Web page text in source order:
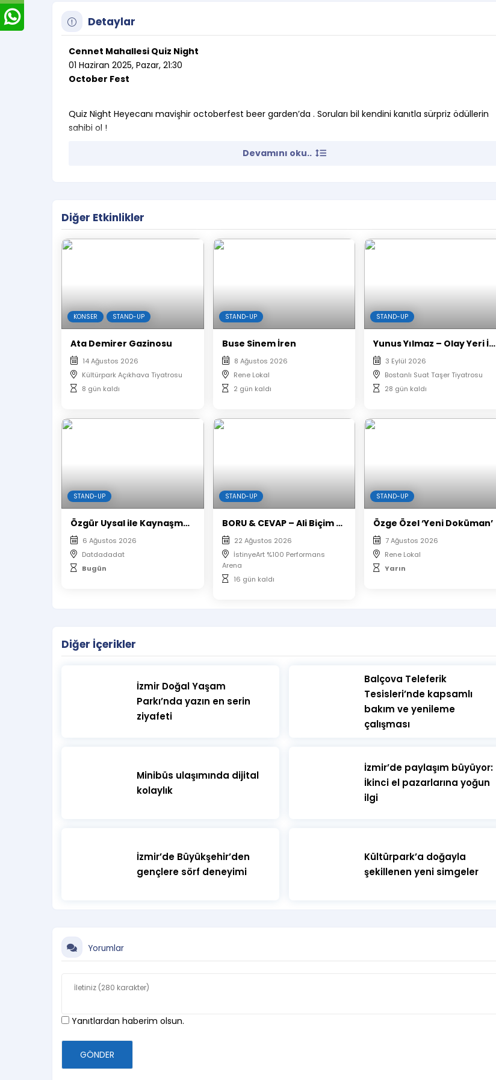
Detaylar
Cennet Mahallesi Quiz Night
01 Haziran 2025, Pazar, 21:30
October Fest
Quiz Night Heyecanı mavişhir octoberfest beer garden’da . Soruları bil kendini kanıtla sürpriz ödüllerin
sahibi ol !
E-biletiniz tarafınıza mail ve sms olarak iletilecektir.
Aynı isim ve mail adresi üzerinden satın alınan biletlerin koltuk numaraları yan yana verilmektedir.
Oyunun başlamasının ardından salona seyirci alınmayacaktır.
Etkinlik girişinde bilet kontrolü yapılacaktır, biletinizi telefondan göstermeniz gerekmektedir.
Devamını oku..
Diğer Etkinlikler
KONSER STAND-UP
Ata Demirer Gazinosu
14 Ağustos 2026
Kültürpark Açıkhava Tiyatrosu
8 gün kaldı
STAND-UP
Buse Sinem İren
8 Ağustos 2026
Rene Lokal
2 gün kaldı
STAND-UP
Yunus Yılmaz – Olay Yeri İnceleme Stand Up
3 Eylül 2026
Bostanlı Suat Taşer Tiyatrosu
28 gün kaldı
STAND-UP
Özgür Uysal ile Kaynaşma Gecesi
6 Ağustos 2026
Datdadadat
Bugün
STAND-UP
BORU & CEVAP – Ali Biçim & Mesut Can Tomay
22 Ağustos 2026
İstinyeArt %100 Performans
Arena
16 gün kaldı
STAND-UP
Özge Özel ‘Yeni Doküman’
7 Ağustos 2026
Rene Lokal
Yarın
Diğer İçerikler
İzmir Doğal Yaşam
Parkı’nda yazın en serin
ziyafeti
​Balçova Teleferik
Tesisleri’nde kapsamlı
bakım ve yenileme
çalışması
Minibüs ulaşımında dijital
kolaylık
İzmir’de paylaşım büyüyor:
İkinci el pazarlarına yoğun
ilgi
İzmir’de Büyükşehir’den
gençlere sörf deneyimi
Kültürpark’a doğayla
şekillenen yeni simgeler
Yorumlar
Yanıtlardan haberim olsun.
GÖNDER